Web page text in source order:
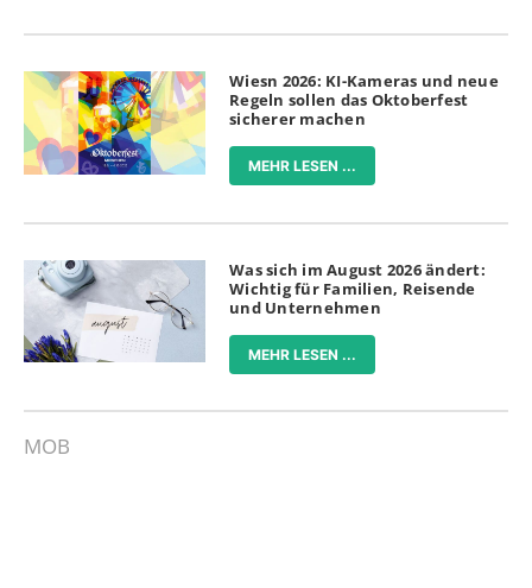
Wiesn 2026: KI-Kameras und neue
Regeln sollen das Oktoberfest
sicherer machen
MEHR LESEN ...
Was sich im August 2026 ändert:
Wichtig für Familien, Reisende
und Unternehmen
MEHR LESEN ...
MOB